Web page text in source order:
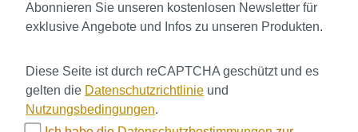
Abonnieren Sie unseren kostenlosen Newsletter für
exklusive Angebote und Infos zu unseren Produkten.
Diese Seite ist durch reCAPTCHA geschützt und es
gelten die Datenschutzrichtlinie und
Nutzungsbedingungen.